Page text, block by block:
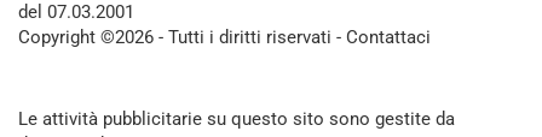
del 07.03.2001
Copyright ©2026 - Tutti i diritti riservati - Contattaci
Le attività pubblicitarie su questo sito sono gestite da